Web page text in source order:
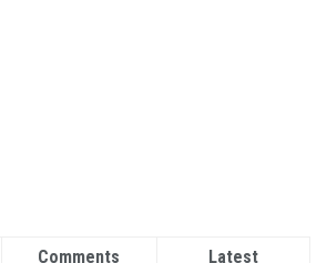
Comments Latest